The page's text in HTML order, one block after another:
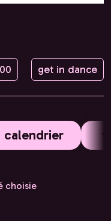
get in dance
calendrier
choisie